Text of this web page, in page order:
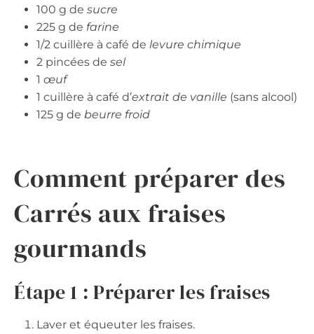
100 g de sucre
225 g de farine
1/2 cuillère à café de levure chimique
2 pincées de sel
1 œuf
1 cuillère à café d’extrait de vanille (sans alcool)
125 g de beurre froid
Comment préparer des
Carrés aux fraises
gourmands
Étape 1 : Préparer les fraises
Laver et équeuter les fraises.